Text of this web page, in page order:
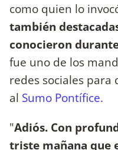
como quien lo
también
conocieron
fue uno de los
redes sociales
al Sumo Pontífice.
"Adiós. Con
triste mañana que